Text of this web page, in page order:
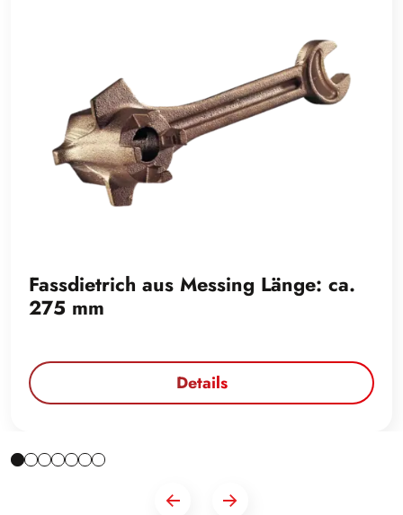
Fassdietrich aus Messing Länge: ca.
275 mm
Details